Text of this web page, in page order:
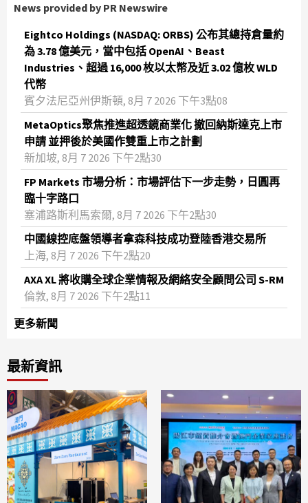
News provided by PR Newswire
Eightco Holdings (NASDAQ: ORBS) 公布其總持倉量約
為 3.78 億美元，當中包括 OpenAI、Beast
Industries、超過 16,000 枚以太幣及近 3.02 億枚 WLD
代幣
賓夕法尼亞州伊斯頓, 8月 7 2026 下午3點08
MetaOptics聚焦推進超透鏡商業化 撤回納斯達克上市
申請 並押後於美國作雙重上市之計劃
新加坡, 8月 7 2026 下午2點30
FP Markets 市場分析：市場評估下一步走勢，日圓再
臨十字路口
塞浦路斯利馬索爾, 8月 7 2026 下午2點30
中國線控底盤領導者拿森科技成功登陸香港交易所
上海, 8月 7 2026 下午2點20
AXA XL 將收購全球企業情報及網絡安全顧問公司 S-RM
倫敦, 8月 7 2026 下午2點11
更多新聞
最新資訊